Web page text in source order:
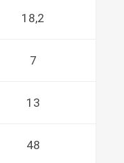
18,2
7
13
48